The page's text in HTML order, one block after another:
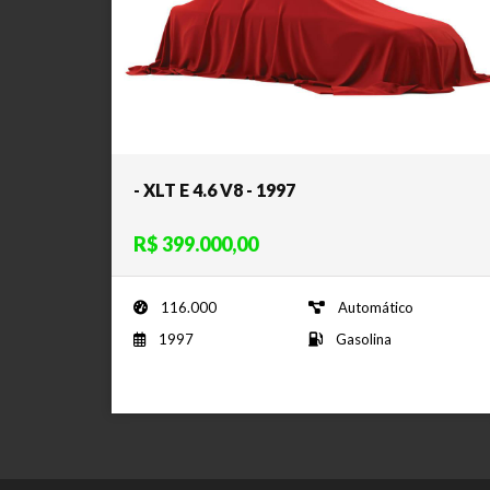
- XLT E 4.6 V8 - 1997
R$ 399.000,00
116.000
Automático
1997
Gasolina